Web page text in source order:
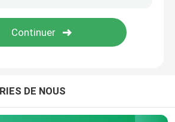
de chariot de golf
ICON
DE NOUS